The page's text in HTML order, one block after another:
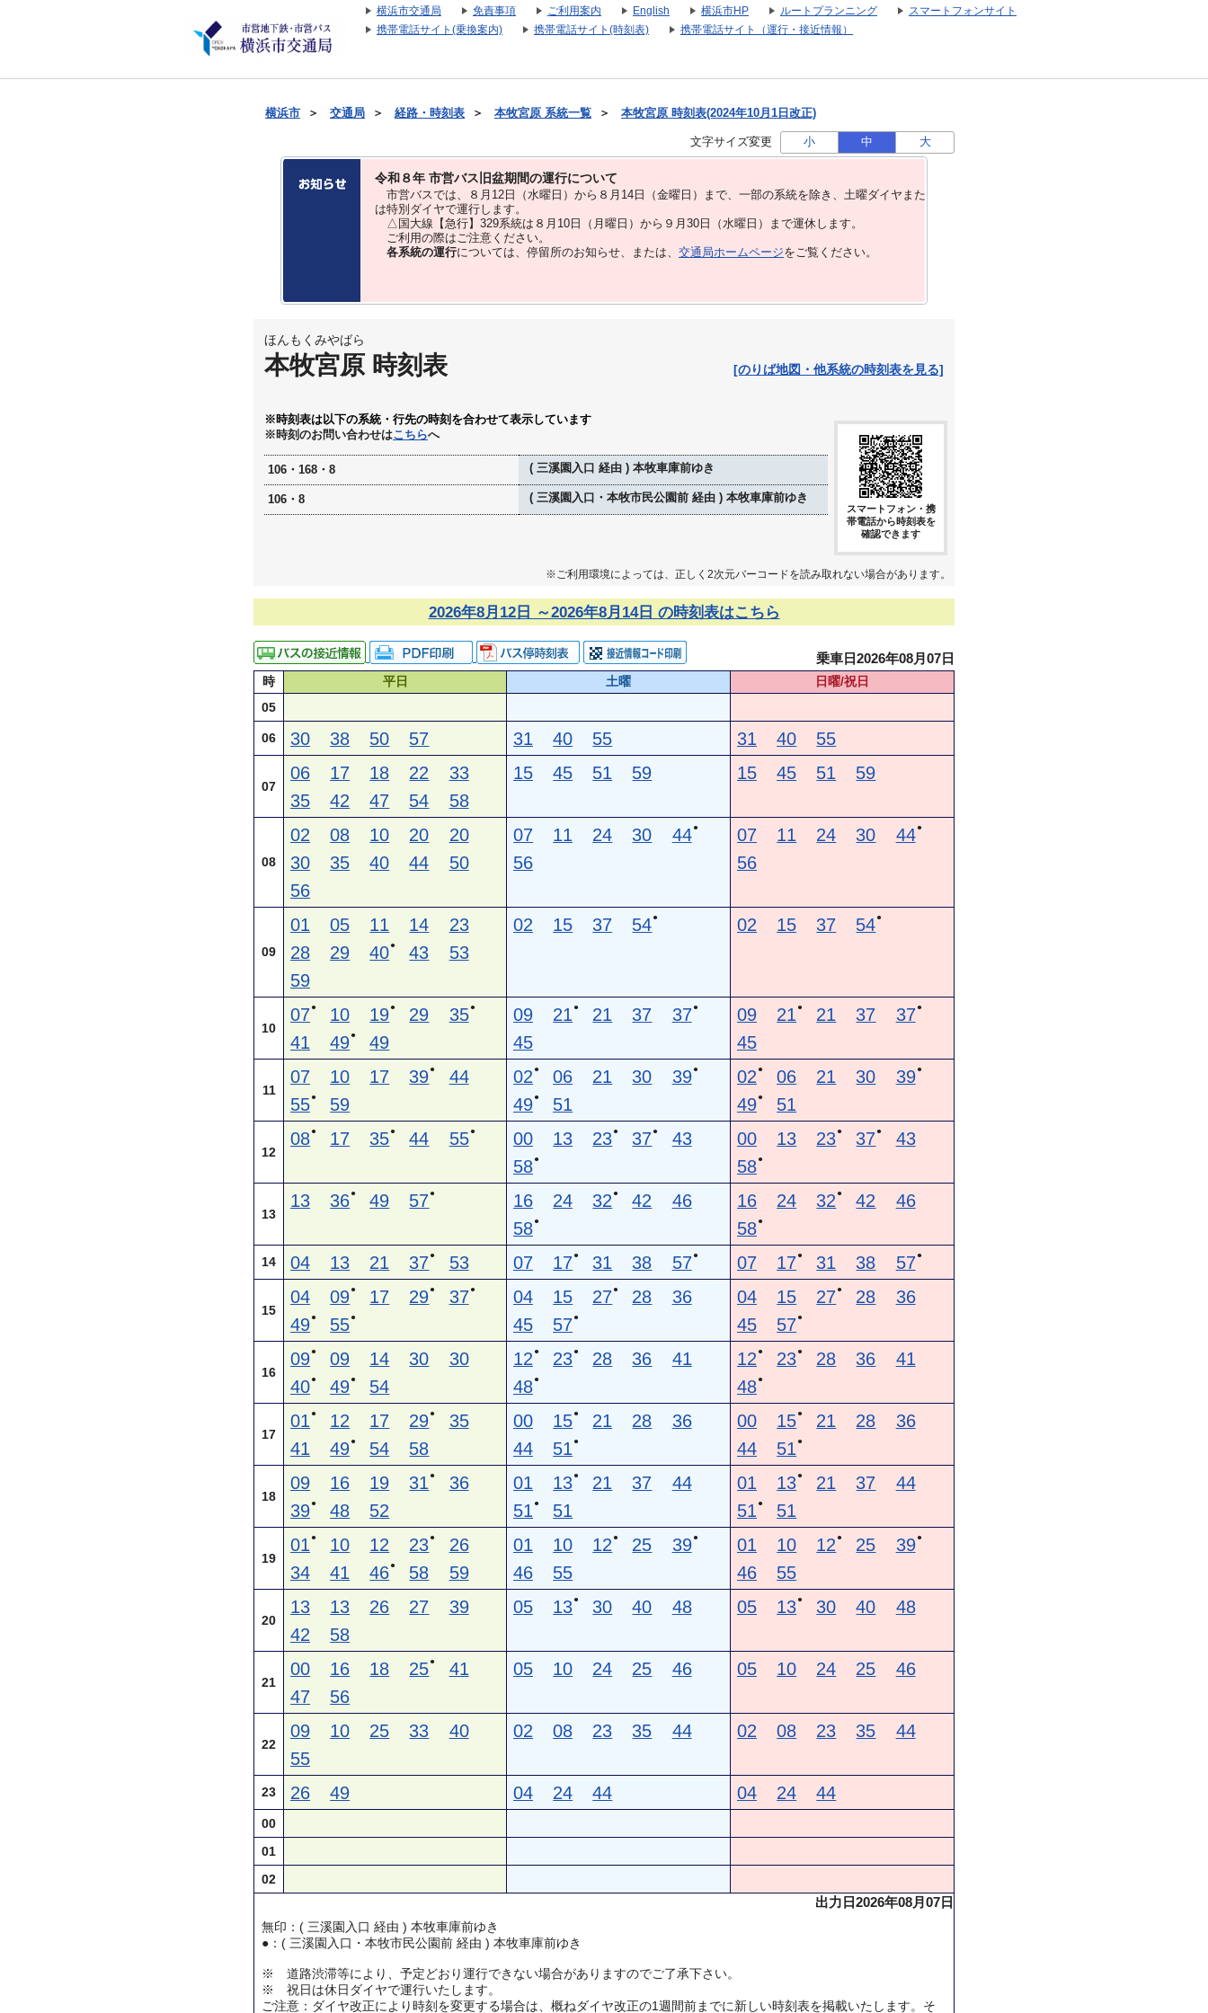
横浜市交通局 免責事項 ご利用案内 English 横浜市HP ルートプランニング
スマートフォンサイト
携帯電話サイト(乗換案内)
携帯電話サイト(時刻表) 携帯電話サイト（運行・接近情報）
横浜市 ＞ 交通局 ＞ 経路・時刻表 ＞ 本牧宮原 系統一覧 ＞ 本牧宮原 時刻表(2024年10月1日改正)
文字サイズ変更 小 中 大
令和８年 市営バス旧盆期間の運行について
市営バスでは、８⽉12⽇（水曜日）から８⽉14⽇（金曜日）まで、⼀部の系統を除き、⼟曜ダイヤまた
は特別ダイヤで運⾏します。
△国大線【急行】329系統は８月10日（月曜日）から９月30日（水曜日）まで運休します。
ご利用の際はご注意ください。
各系統の運行については、停留所のお知らせ、または、 交通局ホームページをご覧ください。
ほんもくみやばら
本牧宮原 時刻表 [のりば地図・他系統の時刻表を見る]
※時刻表は以下の系統・行先の時刻を合わせて表示しています
※時刻のお問い合わせはこちらへ
106・168・8 ( 三溪園入口 経由 ) 本牧車庫前ゆき
106・8 ( 三溪園入口・本牧市民公園前 経由 ) 本牧車庫前ゆき
スマートフォン・携
帯電話から時刻表を
確認できます
※ご利用環境によっては、正しく2次元バーコードを読み取れない場合があります。
2026年8月12日 ～2026年8月14日 の時刻表はこちら
乗車日2026年08月07日
時 平日 土曜
日曜/祝日
05
06 30 38 50 57 31 40 55 31 40 55
07
06 17 18 22
33
35
42 47 54 58
15 45 51 59 15 45 51 59
08
02 08 10 20
20
30
35 40 44
50
56
07 11 24 30 44 ●
56
07 11 24 30 44 ●
56
09
01 05 11 14
23
28
29 40● 43
53
59
02 15 37 54● 02 15 37 54●
10
07● 10 19● 29 35 ●
41 49● 49
09 21 ● 21 37 37 ●
45
09 21 ● 21 37 37 ●
45
11
07 10 17 39●
44
55● 59
02 ● 06 21 30 39 ●
49● 51
02 ● 06 21 30 39 ●
49● 51
12
08● 17 35● 44 55 ● 00 13 23● 37●
43
58●
00 13 23● 37●
43
58●
13
13 36● 49 57● 16 24 32 ● 42
46
58●
16 24 32 ● 42
46
58●
14 04 13 21 37● 53 07 17● 31 38 57 ● 07 17● 31 38 57 ●
15
04 09● 17 29● 37 ●
49● 55●
04 15 27● 28
36
45
57●
04 15 27● 28
36
45
57●
16
09● 09 14 30
30
40● 49● 54
12 ● 23● 28 36
41
48●
12 ● 23● 28 36
41
48●
17
01 ● 12 17 29●
35
41
49● 54 58
00 15● 21 28
36
44
51 ●
00 15● 21 28
36
44
51 ●
18
09 16 19 31 ●
36
39● 48 52
01 13● 21 37
44
51 ● 51
01 13● 21 37
44
51 ● 51
19
01 ● 10 12 23●
26
34
41 46● 58 59
01 10 12 ● 25 39 ●
46 55
01 10 12 ● 25 39 ●
46 55
20
13 13 26 27
39
42
58
05 13● 30 40 48 05 13● 30 40 48
21
00 16 18 25●
41
47
56
05 10 24 25 46 05 10 24 25 46
22
09 10 25 33
40
55
02 08 23 35 44 02 08 23 35 44
23 26 49 04 24 44 04 24 44
00
01
02
出力日2026年08月07日
無印：( 三溪園入口 経由 ) 本牧車庫前ゆき
●：( 三溪園入口・本牧市民公園前 経由 ) 本牧車庫前ゆき
※ 道路渋滞等により、予定どおり運行できない場合がありますのでご了承下さい。
※ 祝日は休日ダイヤで運行いたします。
ご注意：ダイヤ改正により時刻を変更する場合は、概ねダイヤ改正の1週間前までに新しい時刻表を掲載いたします。そ